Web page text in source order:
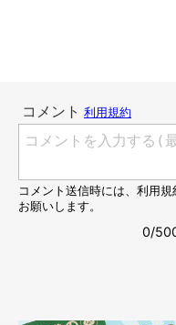
肉球！
んもう、見るからに強そ
ん。
普通の猫なら絶対に開けら
でバコーンッ！と簡単に
やっぱりあのコ、猫じゃ